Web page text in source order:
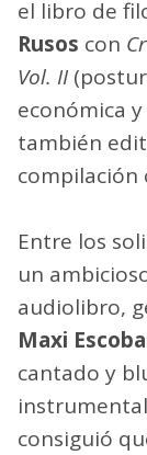
el libro de
Rusos con
Vol. II
económica
también
compilación
Entre los
un
audiolibro,
Maxi
cantado y
consiguió